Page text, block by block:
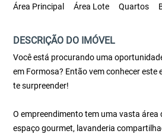
Área Principal
Área Lote
Quartos
DESCRIÇÃO DO IMÓVEL
Você está procurando uma
em Formosa? Então vem conhecer este
te surpreender!
O empreendimento tem uma vasta área
espaço gourmet, lavanderia